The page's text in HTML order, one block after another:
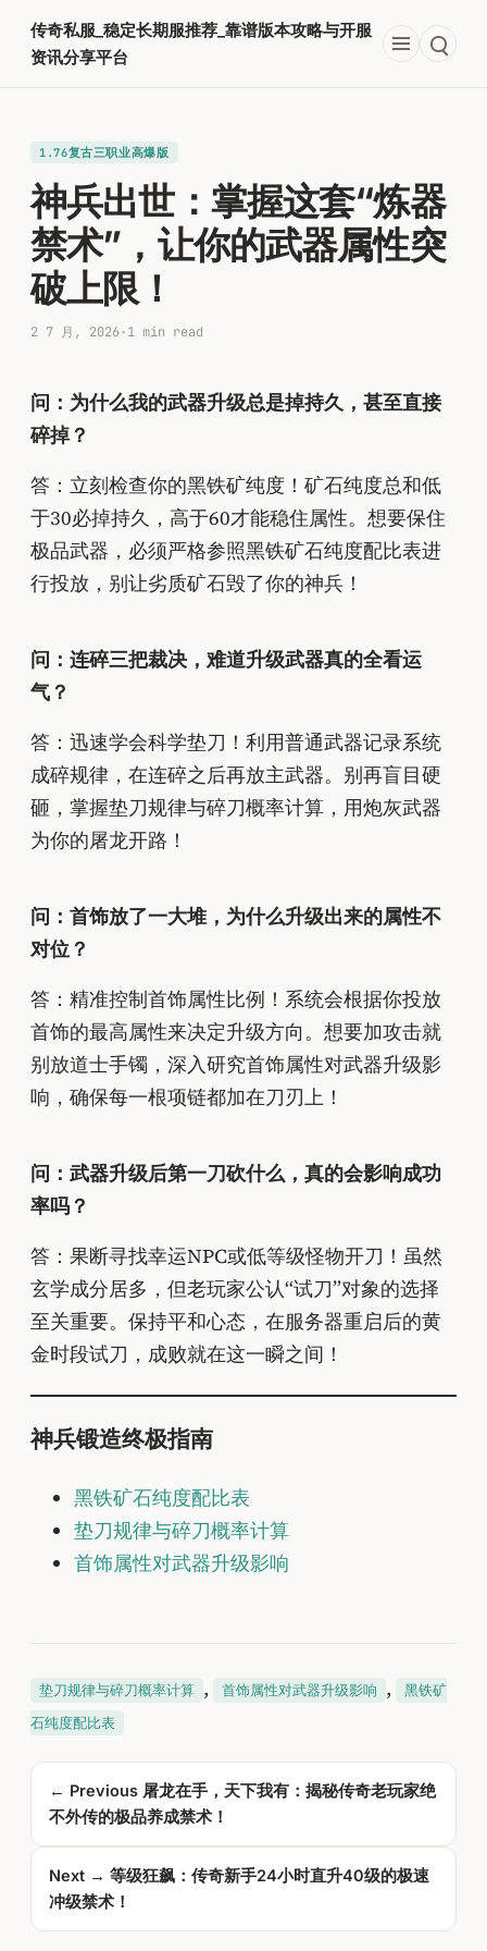
内
传奇私服_稳定长期服推荐_靠谱版本攻略与开服
资讯分享平台
1.76复古三职业高爆版
神兵出世：掌握这套“炼器
禁术”，让你的武器属性突
破上限！
2 7 月, 2026·1 min read
问：为什么我的武器升级总是掉持久，甚至直接
碎掉？
答：立刻检查你的黑铁矿纯度！矿石纯度总和低
于30必掉持久，高于60才能稳住属性。想要保住
极品武器，必须严格参照黑铁矿石纯度配比表进
行投放，别让劣质矿石毁了你的神兵！
问：连碎三把裁决，难道升级武器真的全看运
气？
答：迅速学会科学垫刀！利用普通武器记录系统
成碎规律，在连碎之后再放主武器。别再盲目硬
砸，掌握垫刀规律与碎刀概率计算，用炮灰武器
为你的屠龙开路！
问：首饰放了一大堆，为什么升级出来的属性不
对位？
答：精准控制首饰属性比例！系统会根据你投放
首饰的最高属性来决定升级方向。想要加攻击就
别放道士手镯，深入研究首饰属性对武器升级影
响，确保每一根项链都加在刀刃上！
问：武器升级后第一刀砍什么，真的会影响成功
率吗？
答：果断寻找幸运NPC或低等级怪物开刀！虽然
玄学成分居多，但老玩家公认“试刀”对象的选择
至关重要。保持平和心态，在服务器重启后的黄
金时段试刀，成败就在这一瞬之间！
神兵锻造终极指南
黑铁矿石纯度配比表
垫刀规律与碎刀概率计算
首饰属性对武器升级影响
垫刀规律与碎刀概率计算 , 首饰属性对武器升级影响 ,
黑铁矿
石纯度配比表
← Previous 屠龙在手，天下我有：揭秘传奇老玩家绝
不外传的极品养成禁术！
Next → 等级狂飙：传奇新手24小时直升40级的极速
冲级禁术！